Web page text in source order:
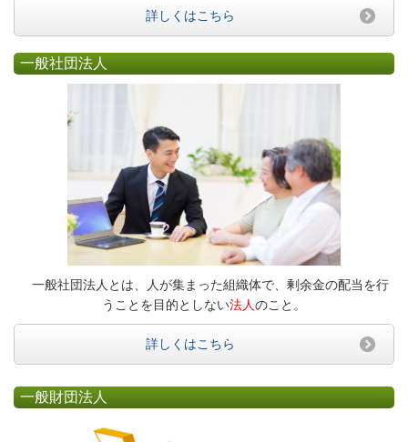
詳しくはこちら
一般社団法人
一般社団法人とは、人が集まった組織体で、剰余金の配当を行
うことを目的としない法人のこと。
詳しくはこちら
一般財団法人